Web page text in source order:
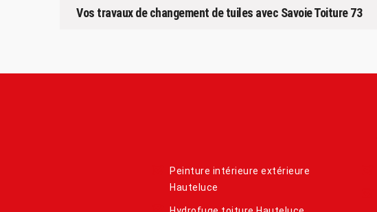
Vos travaux de changement de tuiles avec Savoie Toiture 73
Peinture intérieure extérieure
Hauteluce